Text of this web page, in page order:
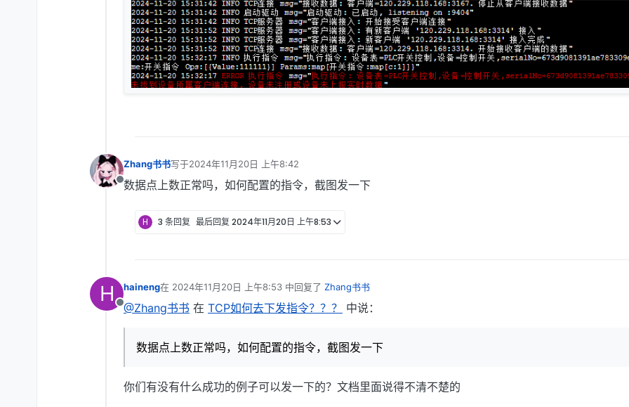
离线
Zhang书书写于2024年11月20日 上午8:42
最后由 编辑
数据点上数正常吗，如何配置的指令，截图发一下
H 3 条回复 最后回复 2024年11月20日 上午8:53
H
离线
haineng在 2024年11月20日 上午8:53 中回复了 Zhang书书
最后由 编辑
@Zhang书书 在 TCP如何去下发指令？？？ 中说：
数据点上数正常吗，如何配置的指令，截图发一下
你们有没有什么成功的例子可以发一下的？文档里面说得不清不楚的